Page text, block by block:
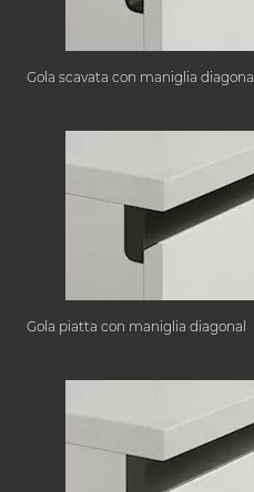
Gola scavata con maniglia diagonal
Gola piatta con maniglia diagonal